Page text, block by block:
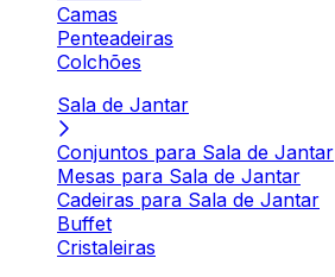
Camas
Penteadeiras
Colchões
Sala de Jantar
Conjuntos para Sala de Jantar
Mesas para Sala de Jantar
Cadeiras para Sala de Jantar
Buffet
Cristaleiras